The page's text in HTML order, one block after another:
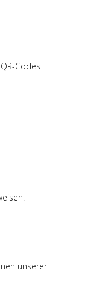
Codes
unserer